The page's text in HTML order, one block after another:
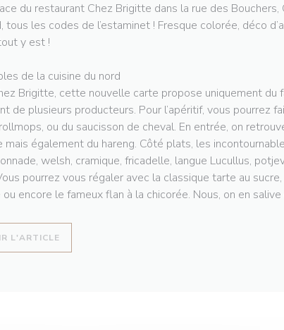
du restaurant Chez Brigitte dans la rue des
les codes de l’estaminet ! Fresque colorée, déco
y est !
de la cuisine du nord
Brigitte, cette nouvelle carte propose uniquement du
de plusieurs producteurs. Pour l’apéritif, vous pourrez
ou du saucisson de cheval. En entrée, on
également du hareng. Côté plats, les
welsh, cramique, fricadelle, langue Lucullus,
pourrez vous régaler avec la classique tarte au
encore le fameux flan à la chicorée. Nous, on en salive
NOUVELLE FENÊTRE))
L'ARTICLE((OUVRE UNE NOUVELLE FENÊTRE))